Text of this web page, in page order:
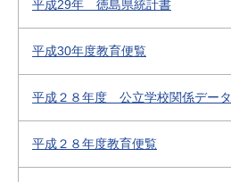
平成29年 徳島県統計書
平成30年度教育便覧
平成２８年度 公立学校関係データ
平成２８年度教育便覧